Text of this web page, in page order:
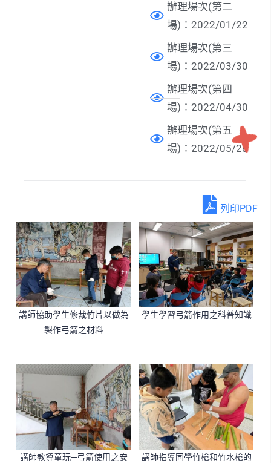
辦理場次(第二
場)：2022/01/22
辦理場次(第三
場)：2022/03/30
辦理場次(第四
場)：2022/04/30
辦理場次(第五
場)：2022/05/28
列印PDF
講師協助學生修裁竹片以做為
製作弓箭之材料
學生學習弓箭作用之科普知識
講師教導童玩─弓箭使用之安
講師指導同學竹槍和竹水槍的